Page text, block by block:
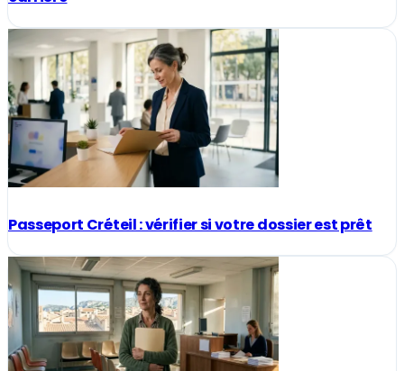
Passeport Créteil : vérifier si votre dossier est prêt